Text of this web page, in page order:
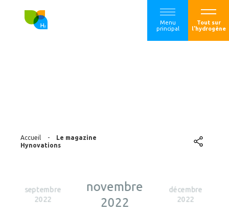
Menu
principal
Tout sur
l'hydrogène
Accueil -
Le magazine
Hynovations
septembre
2022
novembre
2022
décembre
2022